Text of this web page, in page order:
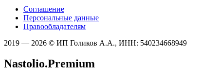
Соглашение
Персональные данные
Правообладателям
2019 — 2026 © ИП Голиков А.А., ИНН: 540234668949
Nastolio.Premium